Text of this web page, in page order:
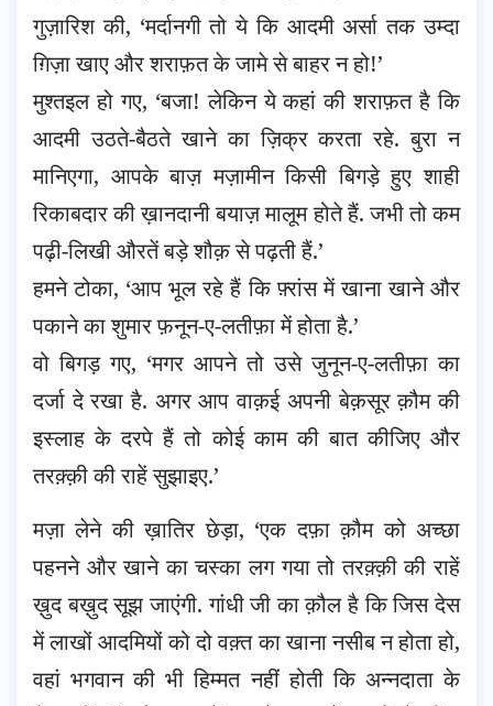
गुज़ारिश की, ‘मर्दानगी तो ये कि आदमी अर्सा तक उम्दा
ग़िज़ा खाए और शराफ़त के जामे से बाहर न हो!’
मुश्तइल हो गए, ‘बजा! लेकिन ये कहां की शराफ़त है कि
आदमी उठते-बैठते खाने का ज़िक्र करता रहे. बुरा न
मानिएगा, आपके बाज़ मज़ामीन किसी बिगड़े हुए शाही
रिकाबदार की ख़ानदानी बयाज़ मालूम होते हैं. जभी तो कम
पढ़ी-लिखी औरतें बड़े शौक़ से पढ़ती हैं.’
हमने टोका, ‘आप भूल रहे हैं कि फ़्रांस में खाना खाने और
पकाने का शुमार फ़नून-ए-लतीफ़ा में होता है.’
वो बिगड़ गए, ‘मगर आपने तो उसे जुनून-ए-लतीफ़ा का
दर्जा दे रखा है. अगर आप वाक़ई अपनी बेक़सूर क़ौम की
इस्लाह के दरपे हैं तो कोई काम की बात कीजिए और
तरक़्क़ी की राहें सुझाइए.’
मज़ा लेने की ख़ातिर छेड़ा, ‘एक दफ़ा क़ौम को अच्छा
पहनने और खाने का चस्का लग गया तो तरक़्क़ी की राहें
ख़ुद बख़ुद सूझ जाएंगी. गांधी जी का क़ौल है कि जिस देस
में लाखों आदमियों को दो वक़्त का खाना नसीब न होता हो,
वहां भगवान की भी हिम्मत नहीं होती कि अन्नदाता के